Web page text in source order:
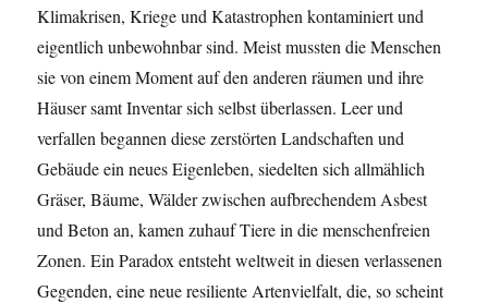
Klimakrisen, Kriege und Katastrophen kontaminiert und
eigentlich unbewohnbar sind. Meist mussten die Menschen
sie von einem Moment auf den anderen räumen und ihre
Häuser samt Inventar sich selbst überlassen. Leer und
verfallen begannen diese zerstörten Landschaften und
Gebäude ein neues Eigenleben, siedelten sich allmählich
Gräser, Bäume, Wälder zwischen aufbrechendem Asbest
und Beton an, kamen zuhauf Tiere in die menschenfreien
Zonen. Ein Paradox entsteht weltweit in diesen verlassenen
Gegenden, eine neue resiliente Artenvielfalt, die, so scheint